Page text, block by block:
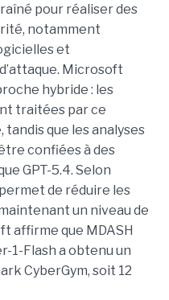
pour réaliser des
notamment
et
Microsoft
hybride : les
traitées par ce
que les analyses
confiées à des
GPT-5.4. Selon
de réduire les
un niveau de
affirme que MDASH
1-Flash a obtenu un
CyberGym, soit 12